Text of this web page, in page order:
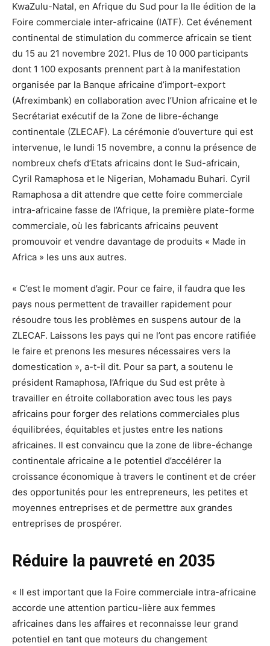
KwaZulu-Natal, en Afrique du Sud pour la IIe édition de la
Foire commerciale inter-africaine (IATF). Cet événement
continental de stimulation du commerce africain se tient
du 15 au 21 novembre 2021. Plus de 10 000 participants
dont 1 100 exposants prennent part à la manifestation
organisée par la Banque africaine d’import-export
(Afreximbank) en collaboration avec l’Union africaine et le
Secrétariat exécutif de la Zone de libre-échange
continentale (ZLECAF). La cérémonie d’ouverture qui est
intervenue, le lundi 15 novembre, a connu la présence de
nombreux chefs d’Etats africains dont le Sud-africain,
Cyril Ramaphosa et le Nigerian, Mohamadu Buhari. Cyril
Ramaphosa a dit attendre que cette foire commerciale
intra-africaine fasse de l’Afrique, la première plate-forme
commerciale, où les fabricants africains peuvent
promouvoir et vendre davantage de produits « Made in
Africa » les uns aux autres.
« C’est le moment d’agir. Pour ce faire, il faudra que les
pays nous permettent de travailler rapidement pour
résoudre tous les problèmes en suspens autour de la
ZLECAF. Laissons les pays qui ne l’ont pas encore ratifiée
le faire et prenons les mesures nécessaires vers la
domestication », a-t-il dit. Pour sa part, a soutenu le
président Ramaphosa, l’Afrique du Sud est prête à
travailler en étroite collaboration avec tous les pays
africains pour forger des relations commerciales plus
équilibrées, équitables et justes entre les nations
africaines. Il est convaincu que la zone de libre-échange
continentale africaine a le potentiel d’accélérer la
croissance économique à travers le continent et de créer
des opportunités pour les entrepreneurs, les petites et
moyennes entreprises et de permettre aux grandes
entreprises de prospérer.
Réduire la pauvreté en 2035
« Il est important que la Foire commerciale intra-africaine
accorde une attention particu-lière aux femmes
africaines dans les affaires et reconnaisse leur grand
potentiel en tant que moteurs du changement